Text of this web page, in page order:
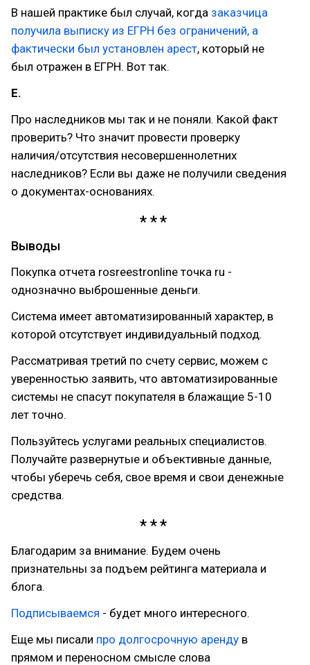
В нашей практике был случай, когда заказчица
получила выписку из ЕГРН без ограничений, а
фактически был установлен арест, который не
был отражен в ЕГРН. Вот так.
Е.
Про наследников мы так и не поняли. Какой факт
проверить? Что значит провести проверку
наличия/отсутствия несовершеннолетних
наследников? Если вы даже не получили сведения
о документах-основаниях.
Выводы
Покупка отчета rosreestronline точка ru -
однозначно выброшенные деньги.
Система имеет автоматизированный характер, в
которой отсутствует индивидуальный подход.
Рассматривая третий по счету сервис, можем с
уверенностью заявить, что автоматизированные
системы не спасут покупателя в блажащие 5-10
лет точно.
Пользуйтесь услугами реальных специалистов.
Получайте развернутые и объективные данные,
чтобы уберечь себя, свое время и свои денежные
средства.
Благодарим за внимание. Будем очень
признательны за подъем рейтинга материала и
блога.
Подписываемся - будет много интересного.
Еще мы писали про долгосрочную аренду в
прямом и переносном смысле слова